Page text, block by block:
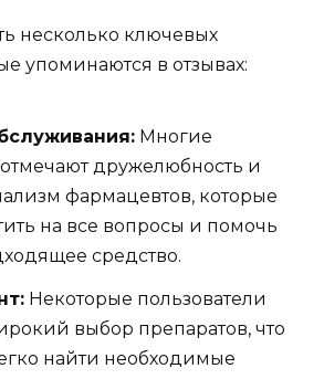
несколько ключевых
упоминаются в отзывах:
Многие
дружелюбность и
фармацевтов, которые
на все вопросы и помочь
средство.
Некоторые пользователи
выбор препаратов, что
найти необходимые